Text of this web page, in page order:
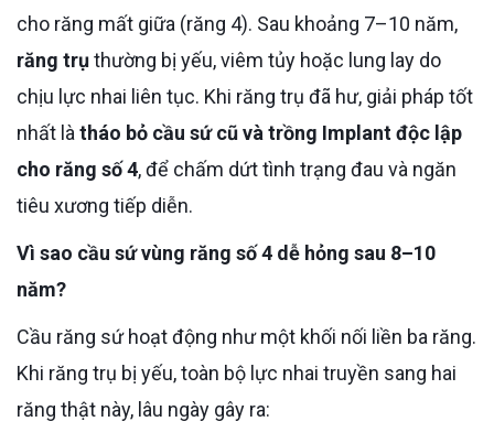
cho răng mất giữa (răng 4). Sau khoảng 7–10 năm,
răng trụthường bị yếu, viêm tủy hoặc lung lay do
chịu lực nhai liên tục. Khi răng trụ đã hư, giải pháp tốt
nhất là tháo bỏ cầu sứ cũ và trồng Implant độc lập
cho răng số 4, để chấm dứt tình trạng đau và ngăn
tiêu xương tiếp diễn.
Vì sao cầu sứ vùng răng số 4 dễ hỏng sau 8–10
năm?
Cầu răng sứ hoạt động như một khối nối liền ba răng.
Khi răng trụ bị yếu, toàn bộ lực nhai truyền sang hai
răng thật này, lâu ngày gây ra: